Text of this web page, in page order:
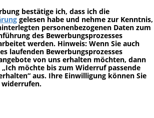
bestätige ich, dass ich die
gelesen habe und nehme zur Kenntnis,
personenbezogenen Daten zum
des Bewerbungsprozesses
werden. Hinweis: Wenn Sie auch
laufenden Bewerbungsprozesses
von uns erhalten möchten, dann
möchte bis zum Widerruf passende
aus. Ihre Einwilligung können Sie